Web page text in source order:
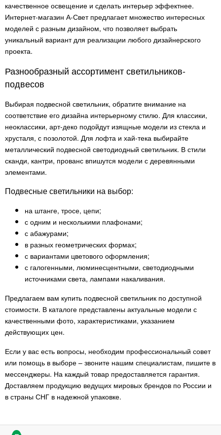
качественное освещение и сделать интерьер эффектнее.
Интернет-магазин А-Свет предлагает множество интересных
моделей с разным дизайном, что позволяет выбрать
уникальный вариант для реализации любого дизайнерского
проекта.
Разнообразный ассортимент светильников-
подвесов
Выбирая подвесной светильник, обратите внимание на
соответствие его дизайна интерьерному стилю. Для классики,
неоклассики, арт-деко подойдут изящные модели из стекла и
хрусталя, с позолотой. Для лофта и хай-тека выбирайте
металлический подвесной светодиодный светильник. В стили
сканди, кантри, прованс впишутся модели с деревянными
элементами.
Подвесные светильники на выбор:
на штанге, тросе, цепи;
с одним и несколькими плафонами;
с абажурами;
в разных геометрических формах;
с вариантами цветового оформления;
с галогенными, люминесцентными, светодиодными
источниками света, лампами накаливания.
Предлагаем вам купить подвесной светильник по доступной
стоимости. В каталоге представлены актуальные модели с
качественными фото, характеристиками, указанием
действующих цен.
Если у вас есть вопросы, необходим профессиональный совет
или помощь в выборе – звоните нашим специалистам, пишите в
мессенджеры. На каждый товар предоставляется гарантия.
Доставляем продукцию ведущих мировых брендов по России и
в страны СНГ в надежной упаковке.